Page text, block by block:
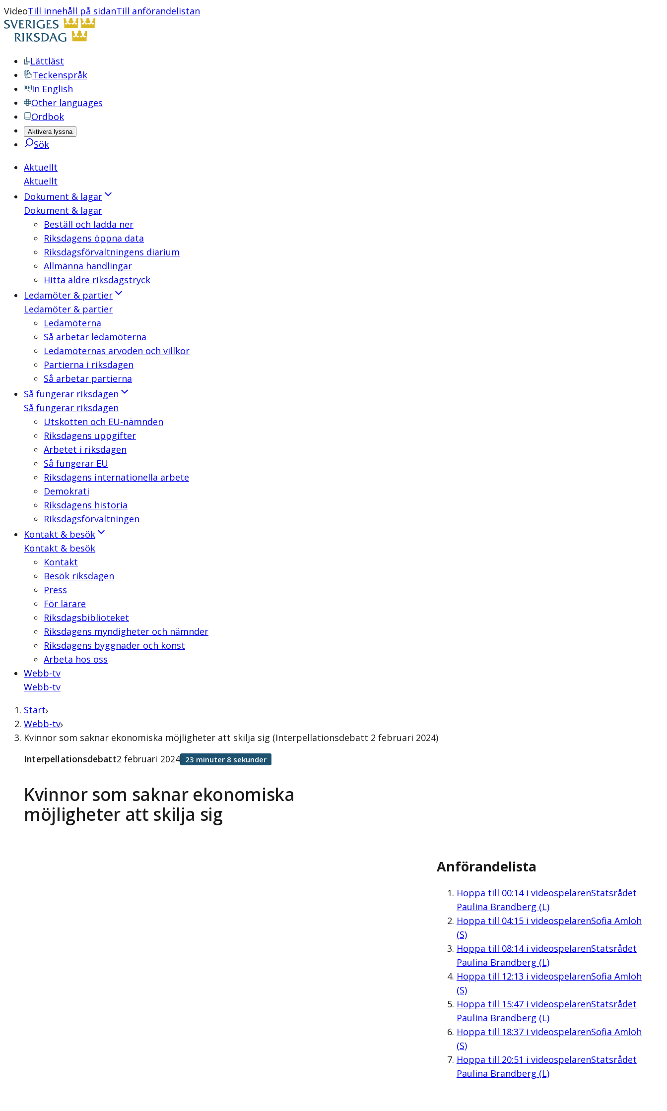
VideoTill innehåll på sidanTill anförandelistan
Lättläst
Teckenspråk
In English
Other languages
Ordbok
Aktivera lyssna
Sök
Aktuellt
Aktuellt
Dokument & lagar
Dokument & lagar
Beställ och ladda ner
Riksdagens öppna data
Riksdagsförvaltningens diarium
Allmänna handlingar
Hitta äldre riksdagstryck
Ledamöter & partier
Ledamöter & partier
Ledamöterna
Så arbetar ledamöterna
Ledamöternas arvoden och villkor
Partierna i riksdagen
Så arbetar partierna
Så fungerar riksdagen
Så fungerar riksdagen
Utskotten och EU-nämnden
Riksdagens uppgifter
Arbetet i riksdagen
Så fungerar EU
Riksdagens internationella arbete
Demokrati
Riksdagens historia
Riksdagsförvaltningen
Kontakt & besök
Kontakt & besök
Kontakt
Besök riksdagen
Press
För lärare
Riksdagsbiblioteket
Riksdagens myndigheter och nämnder
Riksdagens byggnader och konst
Arbeta hos oss
Webb-tv
Webb-tv
Start
Webb-tv
Kvinnor som saknar ekonomiska möjligheter att skilja sig (Interpellationsdebatt 2 februari 2024)
Kvinnor som saknar ekonomiska
möjligheter att skilja sig
Interpellationsdebatt2 februari 2024 23 minuter 8 sekunder
Anförandelista
Hoppa till 00:14i videospelarenStatsrådet
Paulina Brandberg (L)
Hoppa till 04:15i videospelarenSofia Amloh
(S)
Hoppa till 08:14i videospelarenStatsrådet
Paulina Brandberg (L)
Hoppa till 12:13 i videospelarenSofia Amloh
(S)
Hoppa till 15:47i videospelarenStatsrådet
Paulina Brandberg (L)
Hoppa till 18:37i videospelarenSofia Amloh
(S)
Hoppa till 20:51 i videospelarenStatsrådet
Paulina Brandberg (L)